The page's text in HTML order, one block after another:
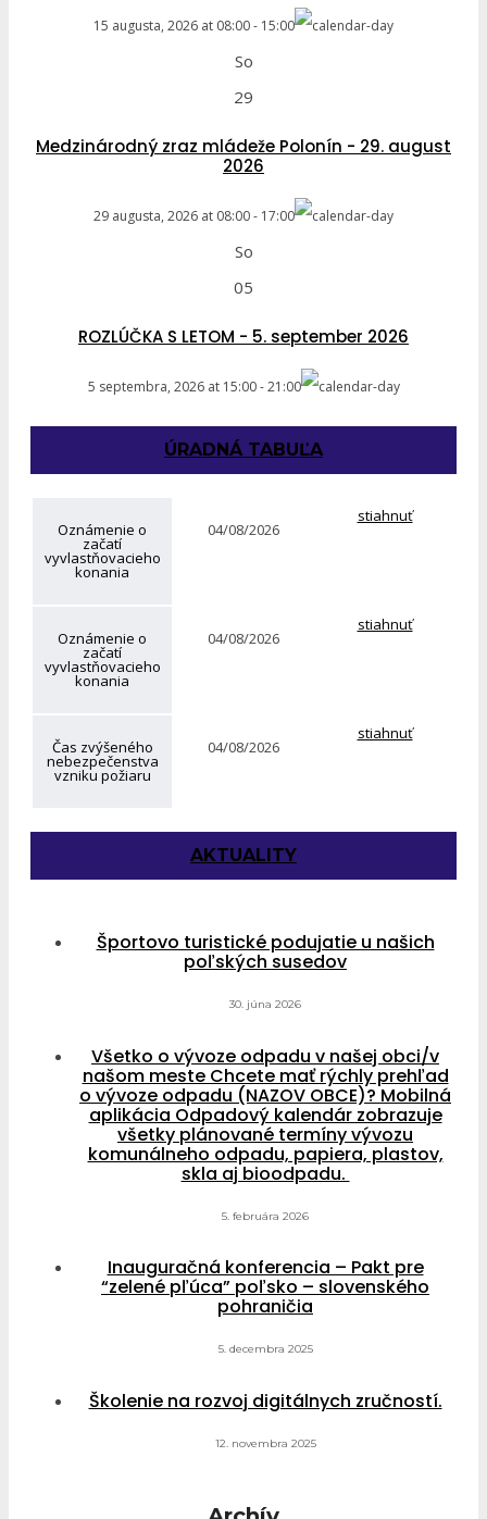
15 augusta, 2026 at 08:00- 15:00
So
29
Medzinárodný zraz mládeže Polonín - 29. august
2026
29 augusta, 2026 at 08:00- 17:00
So
05
ROZLÚČKA S LETOM - 5. september 2026
5 septembra, 2026 at 15:00-21:00
ÚRADNÁ TABUĽA
Oznámenie o
začatí
vyvlastňovacieho
konania
04/08/2026
stiahnuť
Oznámenie o
začatí
vyvlastňovacieho
konania
04/08/2026
stiahnuť
Čas zvýšeného
nebezpečenstva
vzniku požiaru
04/08/2026
stiahnuť
AKTUALITY
Športovo turistické podujatie u našich
poľských susedov
30. júna 2026
Všetko o vývoze odpadu v našej obci/v
našom meste Chcete mať rýchly prehľad
o vývoze odpadu (NAZOV OBCE)? Mobilná
aplikácia Odpadový kalendár zobrazuje
všetky plánované termíny vývozu
komunálneho odpadu, papiera, plastov,
skla aj bioodpadu.
5. februára 2026
Inauguračná konferencia – Pakt pre
“zelené pľúca” poľsko – slovenského
pohraničia
5. decembra 2025
Školenie na rozvoj digitálnych zručností.
12. novembra 2025